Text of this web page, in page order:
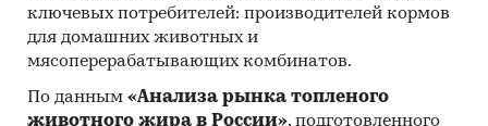
ключевых потребителей: производителей кормов
для домашних животных и
мясоперерабатывающих комбинатов.
По данным «Анализа рынка топленого
животного жира в России», подготовленного